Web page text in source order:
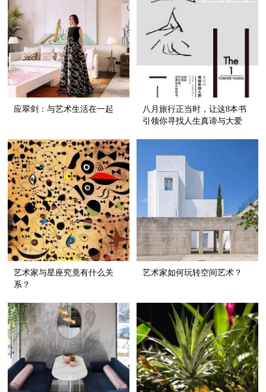
应翠剑：与艺术生活在一起
八月旅行正当时，让这8本书
引领你寻找人生真谛与大爱
艺术家与星座究竟有什么关
系？
艺术家如何玩转空间艺术？